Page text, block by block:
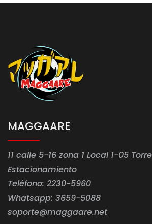
MAGGAARE
11 calle 5-16 zona 1 Local 1-05
Estacionamiento
Teléfono: 2230-5960
Whatsapp: 3659-5088
soporte@maggaare.net